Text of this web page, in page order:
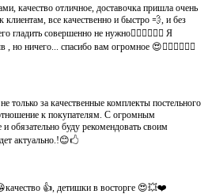
качество отличное, доставочка пришла очень
все качественно и быстро 💨, и без
гладить совершенно не нужно👍🏻👍🏻🙈😄 Я
но ничего... спасибо вам огромное 😍👍🏻👍🏻👏🏻
только за качественные комплекты постельного
к покупателям. С огромным
обязательно буду рекомендовать своим
актуально.!😊🖒
👍, детишки в восторге 😍💥❤️